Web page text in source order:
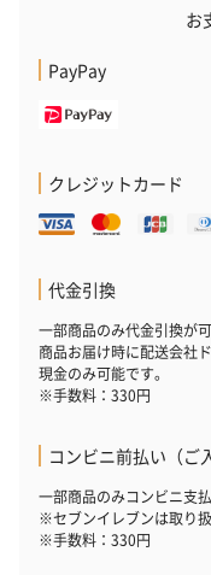
プレミアムビール イネ
ディット（712円）
おつまみ・その他
お酒にぴったりのおつ
す。
お
PayPay
クレジットカード
代金引換
一部商品のみ代金引換が可
商品お届け時に配送会社
現金のみ可能です。
※手数料：330円
コンビニ前払い（ご
一部商品のみコンビニ支
※セブンイレブンは取り扱
※手数料：330円